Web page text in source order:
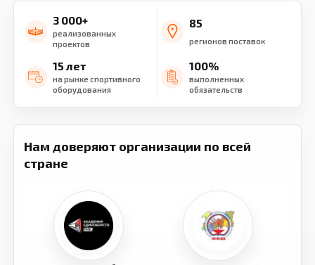
3 000+
реализованных
проектов
85
регионов поставок
15 лет
на рынке спортивного
оборудования
100%
выполненных
обязательств
Нам доверяют организации по всей
стране